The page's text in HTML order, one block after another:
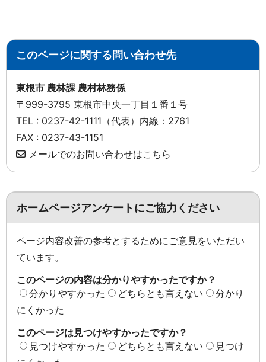
このページに関する問い合わせ先
東根市 農林課 農村林務係
〒999-3795 東根市中央一丁目１番１号
TEL : 0237-42-1111（代表）内線：2761
FAX : 0237-43-1151
メールでのお問い合わせはこちら
ホームページアンケートにご協力ください
ページ内容改善の参考とするためにご意見をいただい
ています。
このページの内容は分かりやすかったですか？
分かりやすかった
どちらとも言えない
分かり
にくかった
このページは見つけやすかったですか？
見つけやすかった
どちらとも言えない
見つけ